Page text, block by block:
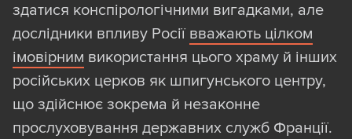
здатися конспірологічними вигадками, але
дослідники впливу Росії вважають цілком
імовірним використання цього храму й інших
російських церков як шпигунського центру,
що здійснює зокрема й незаконне
прослуховування державних служб Франції.